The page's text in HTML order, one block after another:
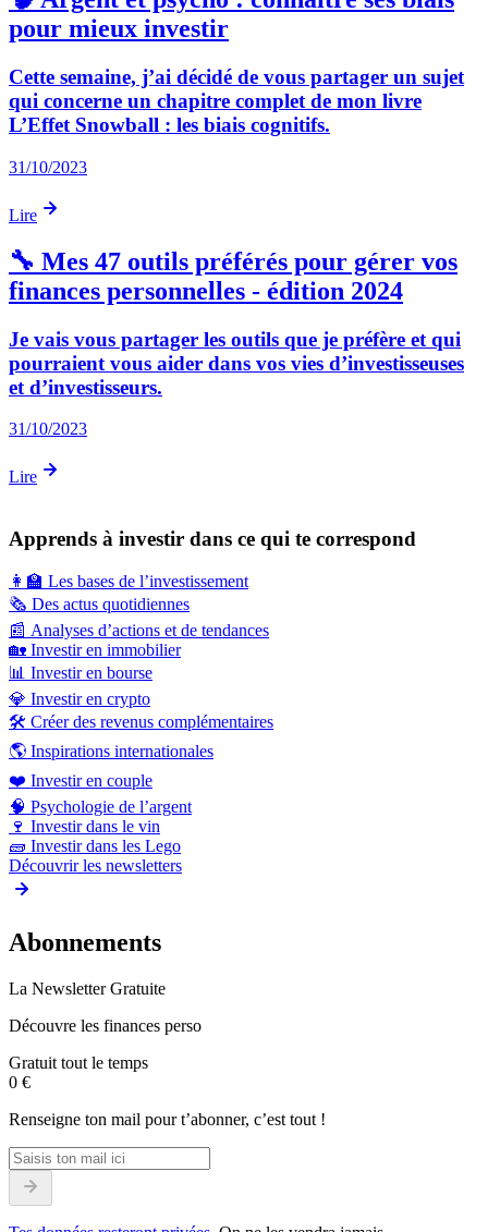
pour mieux investir
Cette semaine, j’ai décidé de vous partager un sujet
qui concerne un chapitre complet de mon livre
L’Effet Snowball : les biais cognitifs.
31/10/2023
Lire
🔧 Mes 47 outils préférés pour gérer vos
finances personnelles - édition 2024
Je vais vous partager les outils que je préfère et qui
pourraient vous aider dans vos vies d’investisseuses
et d’investisseurs.
31/10/2023
Lire
Apprends à investir dans ce qui te correspond
👩‍🏫 Les bases de l’investissement
🗞️ Des actus quotidiennes
📰 Analyses d’actions et de tendances
🏡 Investir en immobilier
📊 Investir en bourse
💎 Investir en crypto
🛠️ Créer des revenus complémentaires
🌎 Inspirations internationales
❤️ Investir en couple
🧠 Psychologie de l’argent
🍷 Investir dans le vin
🧱 Investir dans les Lego
Découvrir les newsletters
Abonnements
La Newsletter Gratuite
Découvre les finances perso
Gratuit tout le temps
0 €
Renseigne ton mail pour t’abonner, c’est tout !